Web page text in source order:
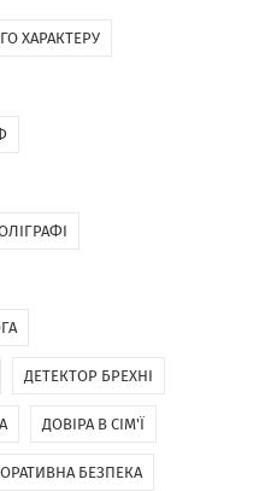
ХАРАКТЕРУ
ДЕТЕКТОР БРЕХНІ
ДОВІРА В СІМ'Ї
БЕЗПЕКА